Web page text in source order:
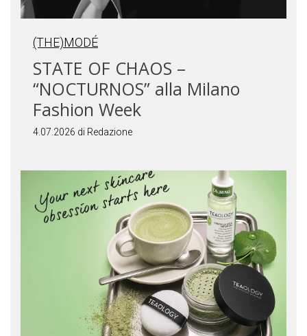
(THE)MODÉ
STATE OF CHAOS –
“NOCTURNOS” alla Milano
Fashion Week
4.07.2026 di Redazione